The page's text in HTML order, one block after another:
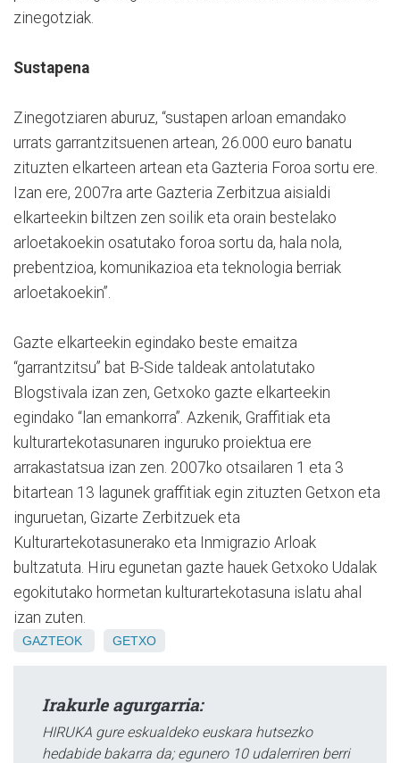
zinegotziak.
Sustapena
Zinegotziaren aburuz, “sustapen arloan emandako
urrats garrantzitsuenen artean, 26.000 euro banatu
zituzten elkarteen artean eta Gazteria Foroa sortu ere.
Izan ere, 2007ra arte Gazteria Zerbitzua aisialdi
elkarteekin biltzen zen soilik eta orain bestelako
arloetakoekin osatutako foroa sortu da, hala nola,
prebentzioa, komunikazioa eta teknologia berriak
arloetakoekin”.
Gazte elkarteekin egindako beste emaitza
“garrantzitsu” bat B-Side taldeak antolatutako
Blogstivala izan zen, Getxoko gazte elkarteekin
egindako “lan emankorra”. Azkenik, Graffitiak eta
kulturartekotasunaren inguruko proiektua ere
arrakastatsua izan zen. 2007ko otsailaren 1 eta 3
bitartean 13 lagunek graffitiak egin zituzten Getxon eta
inguruetan, Gizarte Zerbitzuek eta
Kulturartekotasunerako eta Inmigrazio Arloak
bultzatuta. Hiru egunetan gazte hauek Getxoko Udalak
egokitutako hormetan kulturartekotasuna islatu ahal
izan zuten.
GAZTEOK GETXO
Irakurle agurgarria:
HIRUKA gure eskualdeko euskara hutsezko
hedabide bakarra da; egunero 10 udalerriren berri